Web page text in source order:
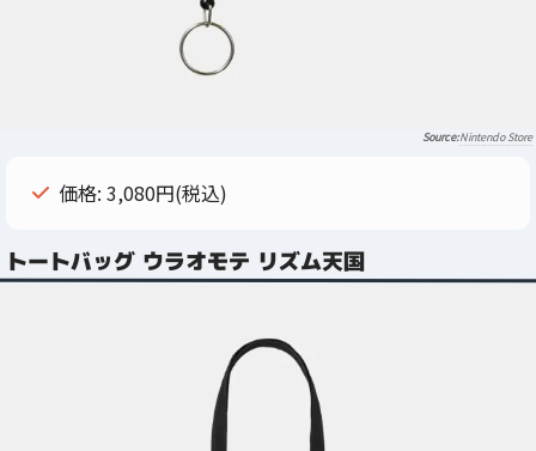
Nintendo Store
価格: 3,080円(税込)
トートバッグ ウラオモテ リズム天国